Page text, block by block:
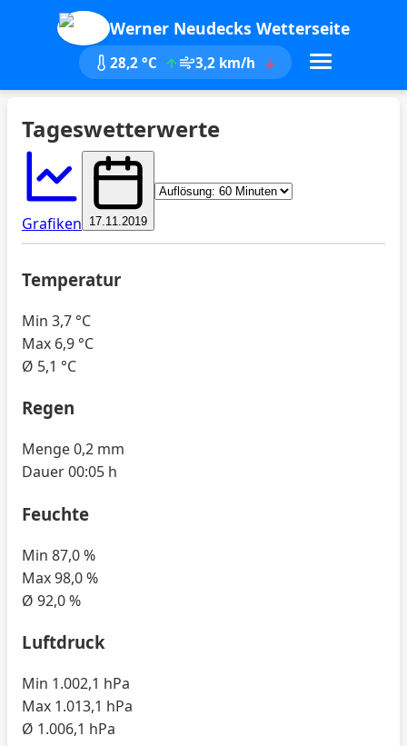
Werner Neudecks Wetterseite
28,2 °C 3,2 km/h
Tageswetterwerte
Grafiken 17.11.2019
Aktualisieren
Temperatur
Min 3,7 °C
Max 6,9 °C
Ø 5,1 °C
Regen
Menge0,2 mm
Dauer00:05 h
Feuchte
Min 87,0 %
Max98,0 %
Ø 92,0 %
Luftdruck
Min 1.002,1 hPa
Max 1.013,1 hPa
Ø 1.006,1 hPa